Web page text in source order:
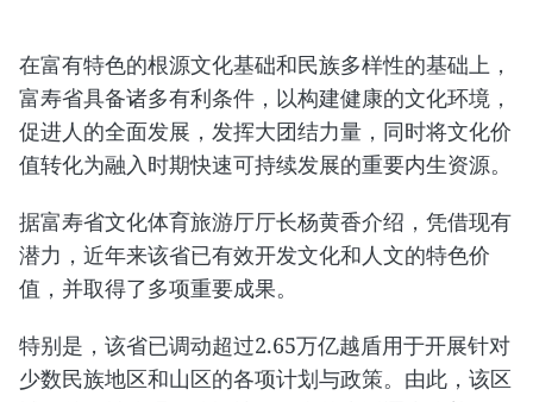
在富有特色的根源文化基础和民族多样性的基础上，
富寿省具备诸多有利条件，以构建健康的文化环境，
促进人的全面发展，发挥大团结力量，同时将文化价
值转化为融入时期快速可持续发展的重要内生资源。
据富寿省文化体育旅游厅厅长杨黄香介绍，凭借现有
潜力，近年来该省已有效开发文化和人文的特色价
值，并取得了多项重要成果。
特别是，该省已调动超过2.65万亿越盾用于开展针对
少数民族地区和山区的各项计划与政策。由此，该区